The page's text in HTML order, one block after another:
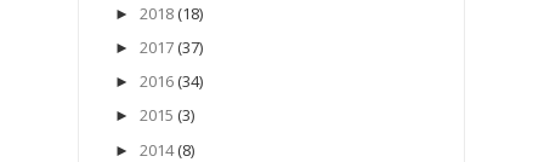
► 2018 (18)
► 2017 (37)
► 2016 (34)
► 2015 (3)
► 2014 (8)